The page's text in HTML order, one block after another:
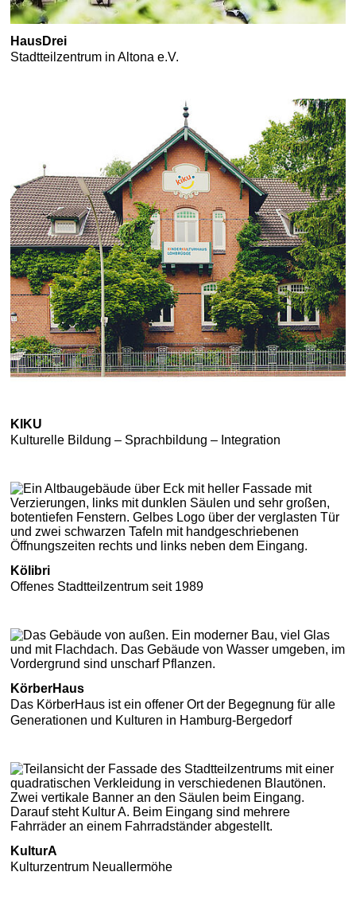
HausDrei
Stadtteilzentrum in Altona e.V.
KIKU
Kulturelle Bildung – Sprachbildung – Integration
Kölibri
Offenes Stadtteilzentrum seit 1989
KörberHaus
Das KörberHaus ist ein offener Ort der Begegnung für alle
Generationen und Kulturen in Hamburg-Bergedorf
KulturA
Kulturzentrum Neuallermöhe